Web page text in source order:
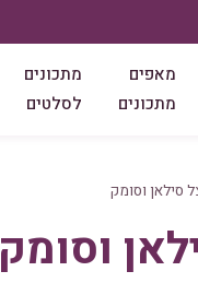
מאפים
מתכונים
מתכונים
לסלטים
סילאן וסומק
וסומק